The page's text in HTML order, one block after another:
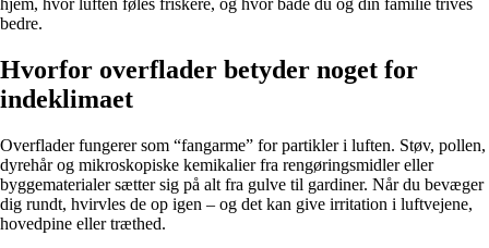
bedre.
Hvorfor overflader betyder noget for
indeklimaet
Overflader fungerer som “fangarme” for partikler i luften. Støv, pollen,
dyrehår og mikroskopiske kemikalier fra rengøringsmidler eller
byggematerialer sætter sig på alt fra gulve til gardiner. Når du bevæger
dig rundt, hvirvles de op igen – og det kan give irritation i luftvejene,
hovedpine eller træthed.